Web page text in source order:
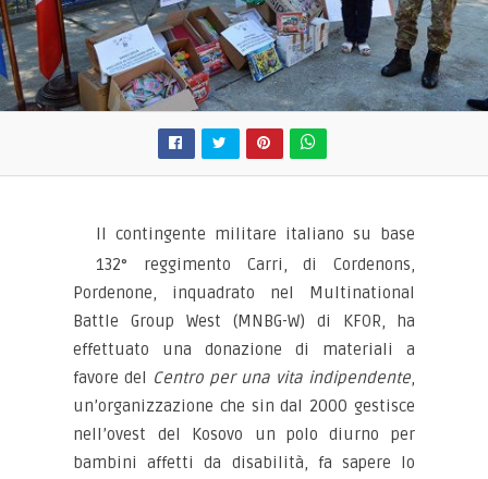
Il contingente militare italiano su base
132° reggimento Carri, di Cordenons,
Pordenone, inquadrato nel Multinational
Battle Group West (MNBG-W) di KFOR, ha
effettuato una donazione di materiali a
favore del Centro per una vita indipendente,
un’organizzazione che sin dal 2000 gestisce
nell’ovest del Kosovo un polo diurno per
bambini affetti da disabilità, fa sapere lo